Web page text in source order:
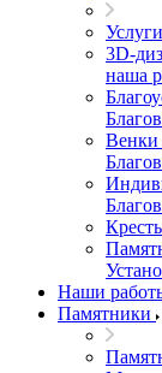
Услуги
3D-
наша
Венки
Наши
Памятники